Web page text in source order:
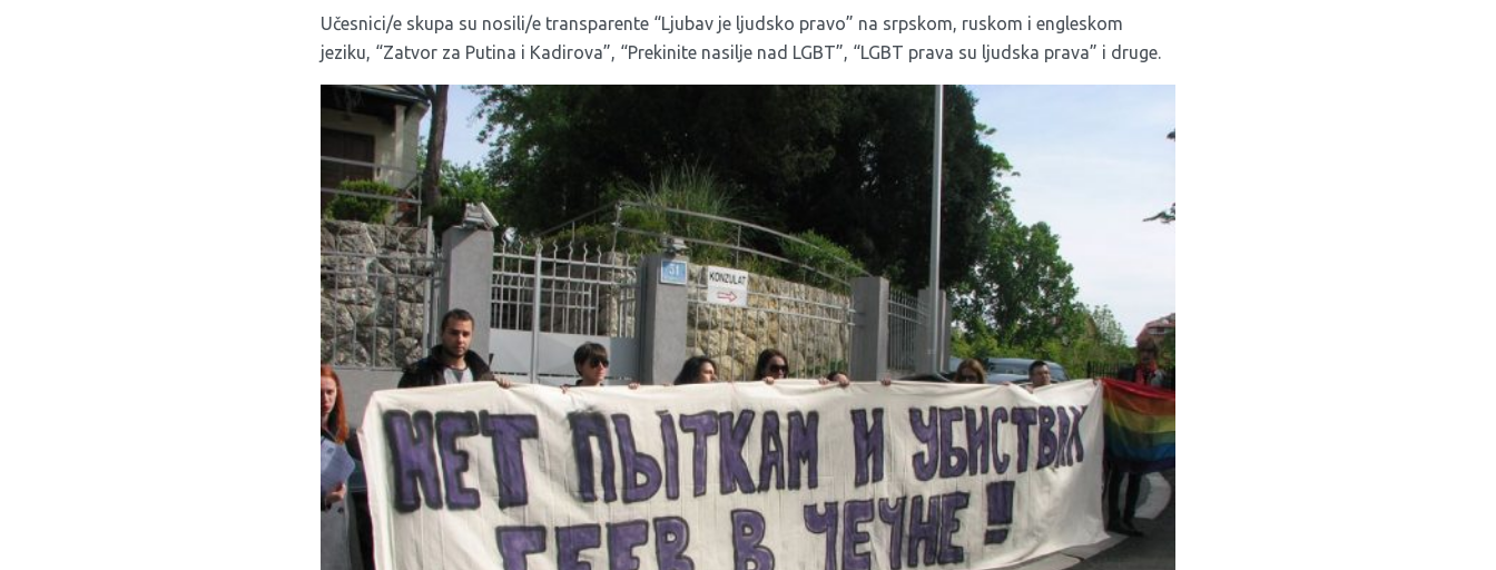
Učesnici/e skupa su nosili/e transparente “Ljubav je ljudsko pravo” na srpskom, ruskom i engleskom
jeziku, “Zatvor za Putina i Kadirova”, “Prekinite nasilje nad LGBT”, “LGBT prava su ljudska prava” i druge.